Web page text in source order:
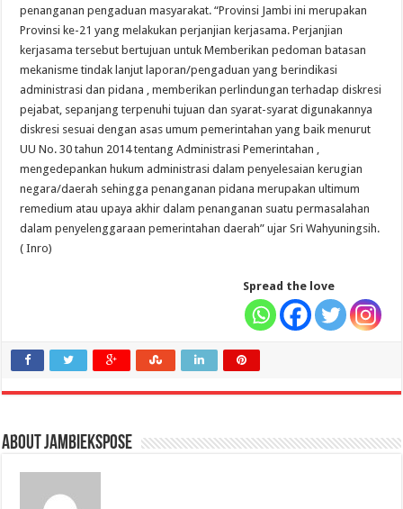
penanganan pengaduan masyarakat. “Provinsi Jambi ini merupakan
Provinsi ke-21 yang melakukan perjanjian kerjasama. Perjanjian
kerjasama tersebut bertujuan untuk Memberikan pedoman batasan
mekanisme tindak lanjut laporan/pengaduan yang berindikasi
administrasi dan pidana , memberikan perlindungan terhadap diskresi
pejabat, sepanjang terpenuhi tujuan dan syarat-syarat digunakannya
diskresi sesuai dengan asas umum pemerintahan yang baik menurut
UU No. 30 tahun 2014 tentang Administrasi Pemerintahan ,
mengedepankan hukum administrasi dalam penyelesaian kerugian
negara/daerah sehingga penanganan pidana merupakan ultimum
remedium atau upaya akhir dalam penanganan suatu permasalahan
dalam penyelenggaraan pemerintahan daerah” ujar Sri Wahyuningsih.
( Inro)
Spread the love
About jambiekspose